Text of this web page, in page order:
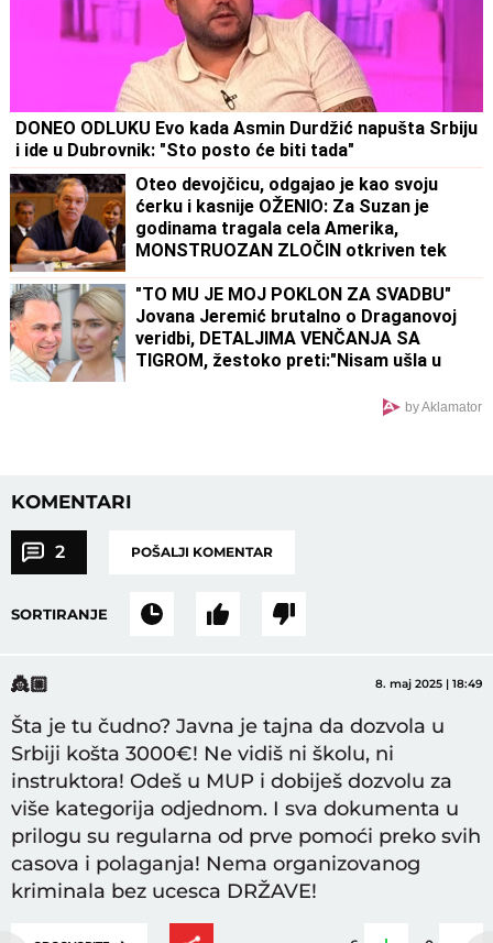
DONEO ODLUKU Evo kada Asmin Durdžić napušta Srbiju
i ide u Dubrovnik: "Sto posto će biti tada"
Oteo devojčicu, odgajao je kao svoju
ćerku i kasnije OŽENIO: Za Suzan je
godinama tragala cela Amerika,
MONSTRUOZAN ZLOČIN otkriven tek
"TO MU JE MOJ POKLON ZA SVADBU"
Jovana Jeremić brutalno o Draganovoj
veridbi, DETALJIMA VENČANJA SA
TIGROM, žestoko preti:"Nisam ušla u
by Aklamator
KOMENTARI
2 POŠALJI KOMENTAR
SORTIRANJE
👸🏼 8. maj 2025 | 18:49
Šta je tu čudno? Javna je tajna da dozvola u
Srbiji košta 3000€! Ne vidiš ni školu, ni
instruktora! Odeš u MUP i dobiješ dozvolu za
više kategorija odjednom. I sva dokumenta u
prilogu su regularna od prve pomoći preko svih
casova i polaganja! Nema organizovanog
kriminala bez ucesca DRŽAVE!